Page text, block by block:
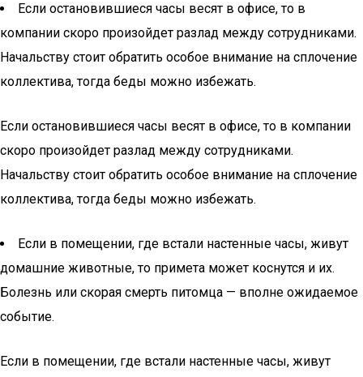
Если остановившиеся часы весят в офисе, то в
компании скоро произойдет разлад между сотрудниками.
Начальству стоит обратить особое внимание на сплочение
коллектива, тогда беды можно избежать.
Если остановившиеся часы весят в офисе, то в компании
скоро произойдет разлад между сотрудниками.
Начальству стоит обратить особое внимание на сплочение
коллектива, тогда беды можно избежать.
Если в помещении, где встали настенные часы, живут
домашние животные, то примета может коснутся и их.
Болезнь или скорая смерть питомца — вполне ожидаемое
событие.
Если в помещении, где встали настенные часы, живут